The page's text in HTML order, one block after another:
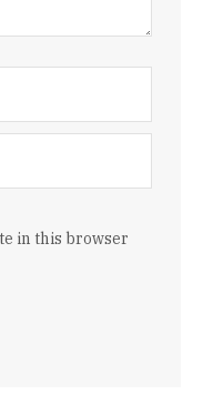
in this browser